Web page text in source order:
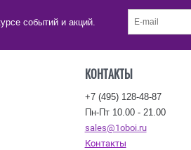
событий и акций.
КОНТАКТЫ
+7 (495) 128-48-87
Пн-Пт 10.00 - 21.00
sales@1oboi.ru
Контакты